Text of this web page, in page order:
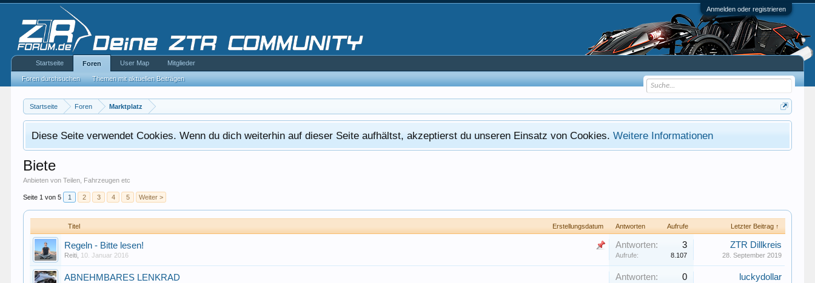
Anmelden oder registrieren
Startseite Foren Marktplatz
Diese Seite verwendet Cookies. Wenn du dich weiterhin auf dieser Seite aufhältst, akzeptierst du unseren Einsatz von Cookies.Weitere Informationen
Biete
Anbieten von Teilen, Fahrzeugen etc
Seite 1 von 5 1 2 3 4 5 Weiter >
Titel Erstellungsdatum Antworten Aufrufe Letzter Beitrag ↑
Regeln - Bitte lesen!
Reiti 10. Januar 2016
Antworten: 3
Aufrufe: 8.107
ZTR Dillkreis
28. September 2019
ABNEHMBARES LENKRAD Antworten: 0 luckydollar
Startseite Foren
Foren durchsuchen Themen mit aktuellen Beiträgen
User Map Mitglieder